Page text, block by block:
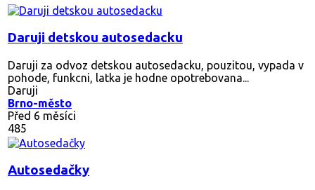
Daruji detskou autosedacku
Daruji za odvoz detskou autosedacku, pouzitou, vypada v
pohode, funkcni, latka je hodne opotrebovana...
Daruji
Brno-město
Před 6 měsíci
485
Autosedačky